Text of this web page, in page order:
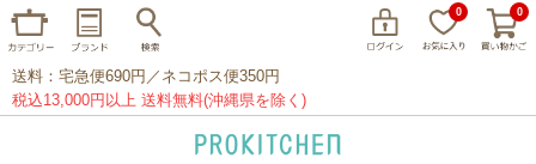
0 0
送料：宅急便690円／ネコポス便350円
税込13,000円以上 送料無料(沖縄県を除く)